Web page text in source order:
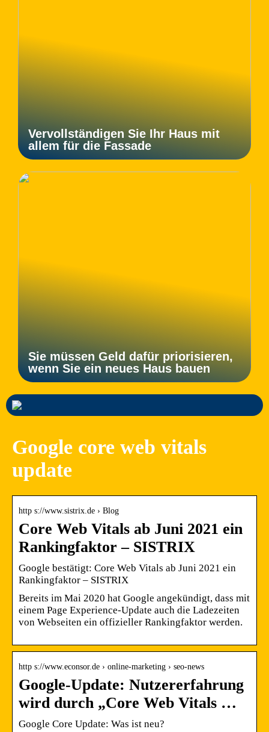
Vervollständigen Sie Ihr Haus mit
allem für die Fassade
Sie müssen Geld dafür priorisieren,
wenn Sie ein neues Haus bauen
Google core web vitals
update
http s://www.sistrix.de › Blog
Core Web Vitals ab Juni 2021 ein
Rankingfaktor – SISTRIX
Google bestätigt: Core Web Vitals ab Juni 2021 ein
Rankingfaktor – SISTRIX
Bereits im Mai 2020 hat Google angekündigt, dass mit
einem Page Experience-Update auch die Ladezeiten
von Webseiten ein offizieller Rankingfaktor werden.
http s://www.econsor.de › online-marketing › seo-news
Google-Update: Nutzererfahrung
wird durch „Core Web Vitals …
Google Core Update: Was ist neu?